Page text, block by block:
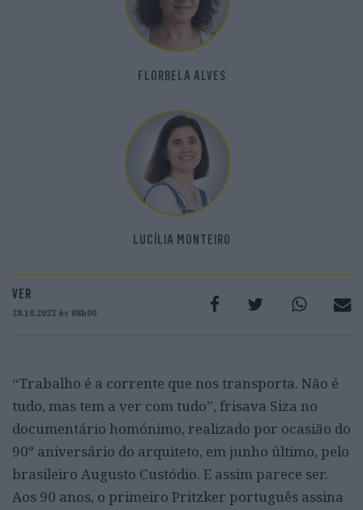
FLORBELA ALVES
LUCÍLIA MONTEIRO
VER
28.10.2023 às 08h00
“Trabalho é a corrente que nos transporta. Não é
tudo, mas tem a ver com tudo”, frisava Siza no
documentário homónimo, realizado por ocasião do
90º aniversário do arquiteto, em junho último, pelo
brasileiro Augusto Custódio. E assim parece ser.
Aos 90 anos, o primeiro Pritzker português assina